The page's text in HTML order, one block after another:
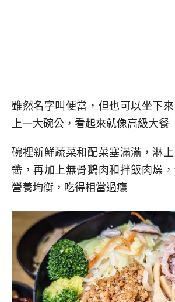
雖然名字叫便當，但也可以坐下
上一大碗公，看起來就像高級大餐
碗裡新鮮蔬菜和配菜塞滿滿，淋
醬，再加上無骨鵝肉和拌飯肉燥，
營養均衡，吃得相當過癮